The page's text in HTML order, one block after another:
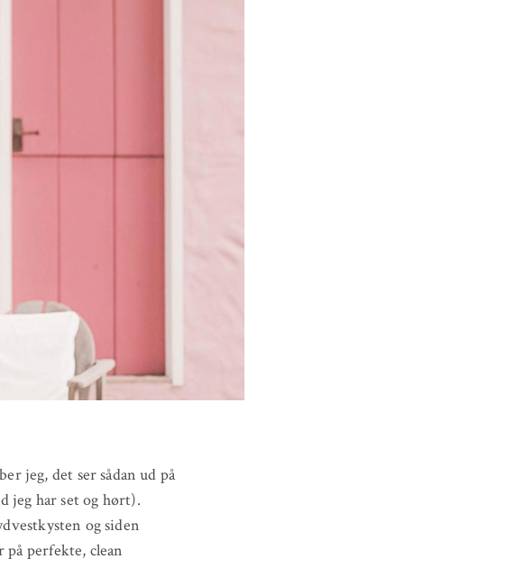
jeg, det ser sådan ud på
jeg har set og hørt).
og siden
perfekte, clean